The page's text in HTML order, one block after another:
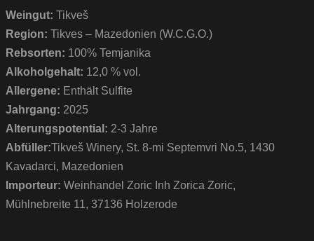
Weingut: Tikveš
Region: Tikves – Mazedonien (W.C.G.O.)
Rebsorten: 100% Temjanika
Alkoholgehalt: 12,0 % vol.
Allergene: Enthält Sulfite
Jahrgang: 2025
Alterungspotential: 2-3 Jahre
Abfüller:Tikveš Winery, St. 8-mi Septemvri No.5, 1430
Kavadarci, Mazedonien
Importeur: Weinhandel Zoric Inh Zorica Zoric,
Mühlnebreite 11, 37136 Holzerode